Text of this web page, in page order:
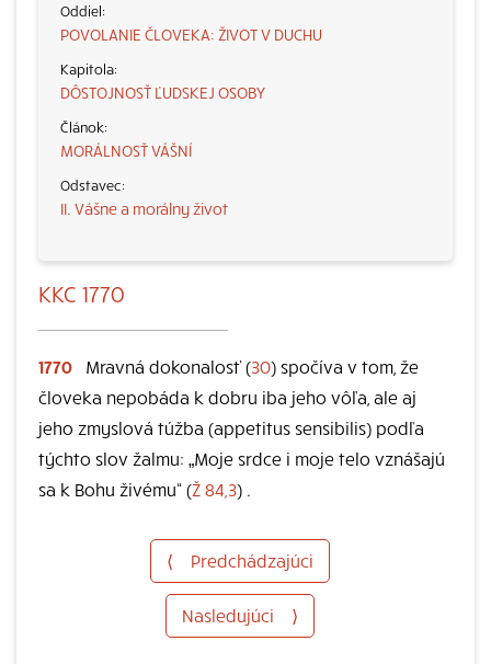
POVOLANIE ČLOVEKA: ŽIVOT V DUCHU
DÔSTOJNOSŤ ĽUDSKEJ OSOBY
MORÁLNOSŤ VÁŠNÍ
II. Vášne a morálny život
KKC 1770
1770 Mravná dokonalosť (30) spočíva v tom, že
človeka nepobáda k dobru iba jeho vôľa, ale aj
jeho zmyslová túžba (appetitus sensibilis) podľa
týchto slov žalmu: „Moje srdce i moje telo vznášajú
sa k Bohu živému“ (Ž 84,3) .
⟨ Predchádzajúci
Nasledujúci ⟩